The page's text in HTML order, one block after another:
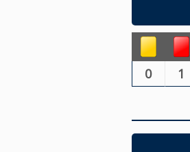
0 1